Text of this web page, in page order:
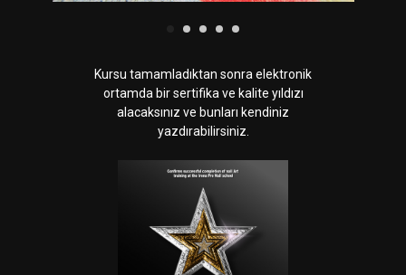
Kursu tamamladıktan sonra elektronik
ortamda bir sertifika ve kalite yıldızı
alacaksınız ve bunları kendiniz
yazdırabilirsiniz.